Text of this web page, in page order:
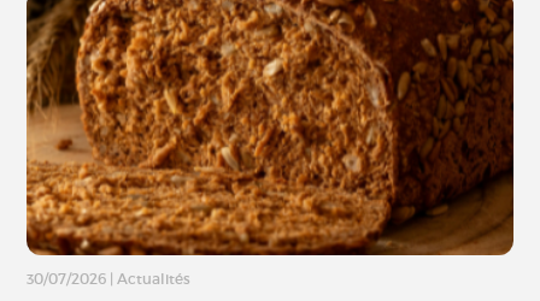
30/07/2026 | Actualités